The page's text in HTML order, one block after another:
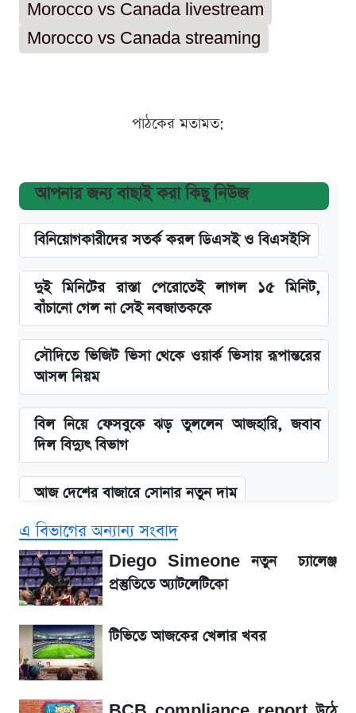
Morocco vs Canada livestream
Morocco vs Canada streaming
পাঠকের মতামত:
আপনার জন্য বাছাই করা কিছু নিউজ
বিনিয়োগকারীদের সতর্ক করল ডিএসই ও বিএসইসি
দুই মিনিটের রাস্তা পেরোতেই লাগল ১৫ মিনিট,
বাঁচানো গেল না সেই নবজাতককে
সৌদিতে ভিজিট ভিসা থেকে ওয়ার্ক ভিসায় রূপান্তরের
আসল নিয়ম
বিল নিয়ে ফেসবুকে ঝড় তুললেন আজহারি, জবাব
দিল বিদ্যুৎ বিভাগ
আজ দেশের বাজারে সোনার নতুন দাম
'এমবাপ্পে বাংলাদেশে'—বড় ঘোষণার পর যা জানাল
সরকার
BCB compliance report উঠে এলো
গুরুত্বপূর্ণ সুপারিশ
নবম পে-স্কেল নিয়ে চূড়ান্ত প্রস্তুতি, অপেক্ষা মন্ত্রিসভার
অনুমোদনের
এ বিভাগের অন্যান্য সংবাদ
Diego Simeone নতুন চ্যালেঞ্জ
প্রস্তুতিতে অ্যাটলেটিকো
টিভিতে আজকের খেলার খবর